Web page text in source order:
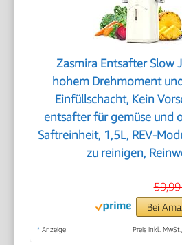
Zasmira Entsafter Slow
hohem Drehmoment
Einfüllschacht, Kein
entsafter für gemüse und
Saftreinheit, 1,5L, REV-
zu reinigen,
Bei
* Anzeige Preis inkl.